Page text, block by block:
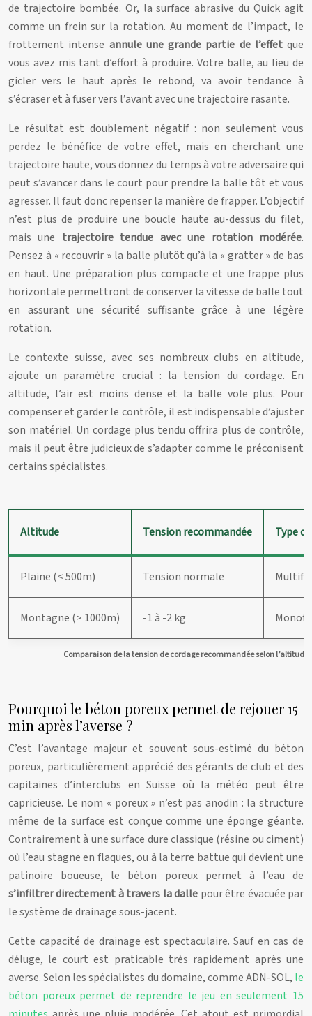
de trajectoire bombée. Or, la surface abrasive du Quick agit
comme un frein sur la rotation. Au moment de l’impact, le
frottement intense annule une grande partie de l’effetque
vous avez mis tant d’effort à produire. Votre balle, au lieu de
gicler vers le haut après le rebond, va avoir tendance à
s’écraser et à fuser vers l’avant avec une trajectoire rasante.
Le résultat est doublement négatif : non seulement vous
perdez le bénéfice de votre effet, mais en cherchant une
trajectoire haute, vous donnez du temps à votre adversaire qui
peut s’avancer dans le court pour prendre la balle tôt et vous
agresser. Il faut donc repenser la manière de frapper. L’objectif
n’est plus de produire une boucle haute au-dessus du filet,
mais une trajectoire tendue avec une rotation modérée.
Pensez à « recouvrir » la balle plutôt qu’à la « gratter » de bas
en haut. Une préparation plus compacte et une frappe plus
horizontale permettront de conserver la vitesse de balle tout
en assurant une sécurité suffisante grâce à une légère
rotation.
Le contexte suisse, avec ses nombreux clubs en altitude,
ajoute un paramètre crucial : la tension du cordage. En
altitude, l’air est moins dense et la balle vole plus. Pour
compenser et garder le contrôle, il est indispensable d’ajuster
son matériel. Un cordage plus tendu offrira plus de contrôle,
mais il peut être judicieux de s’adapter comme le préconisent
certains spécialistes.
Comparaison de la tension de cordage recommandée selon l’altitude
Altitude Tension recommandée Type
Plaine (< 500m) Tension normale
Montagne (> 1000m) -1 à -2 kg
Pourquoi le béton poreux permet de rejouer 15
min après l’averse ?
C’est l’avantage majeur et souvent sous-estimé du béton
poreux, particulièrement apprécié des gérants de club et des
capitaines d’interclubs en Suisse où la météo peut être
capricieuse. Le nom « poreux » n’est pas anodin : la structure
même de la surface est conçue comme une éponge géante.
Contrairement à une surface dure classique (résine ou ciment)
où l’eau stagne en flaques, ou à la terre battue qui devient une
patinoire boueuse, le béton poreux permet à l’eau de
s’infiltrer directement à travers la dalle pour être évacuée par
le système de drainage sous-jacent.
Cette capacité de drainage est spectaculaire. Sauf en cas de
déluge, le court est praticable très rapidement après une
averse. Selon les spécialistes du domaine, comme ADN-SOL, le
béton poreux permet de reprendre le jeu en seulement 15